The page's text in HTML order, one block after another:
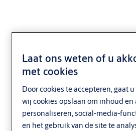
Laat ons weten of u
met cookies
Door cookies te accepteren, gaat
wij cookies opslaan om inhoud
personaliseren, social-media-
en het gebruik van de site te